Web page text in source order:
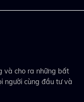
và cho ra những bất
người cùng đầu tư và